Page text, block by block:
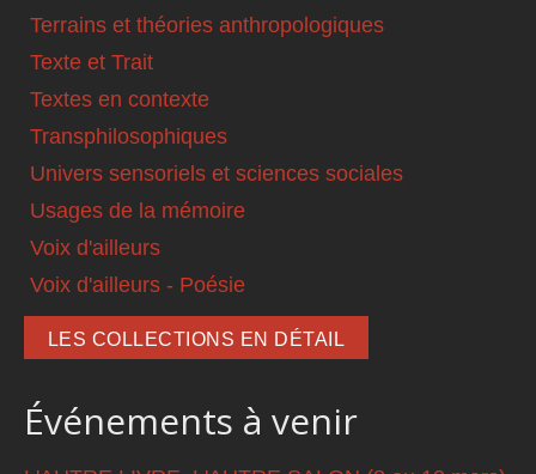
Terrains et théories anthropologiques
Texte et Trait
Textes en contexte
Transphilosophiques
Univers sensoriels et sciences sociales
Usages de la mémoire
Voix d'ailleurs
Voix d'ailleurs - Poésie
LES COLLECTIONS EN DÉTAIL
Événements à venir